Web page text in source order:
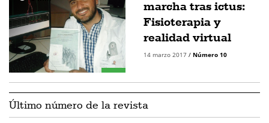
marcha tras ictus:
Fisioterapia y
realidad virtual
14 marzo 2017 / Número 10
Último número de la revista